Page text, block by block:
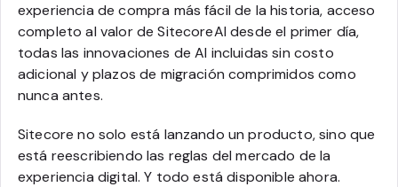
experiencia de compra más fácil de la historia, acceso
completo al valor de SitecoreAI desde el primer día,
todas las innovaciones de AI incluidas sin costo
adicional y plazos de migración comprimidos como
nunca antes.
Sitecore no solo está lanzando un producto, sino que
está reescribiendo las reglas del mercado de la
experiencia digital. Y todo está disponible ahora.